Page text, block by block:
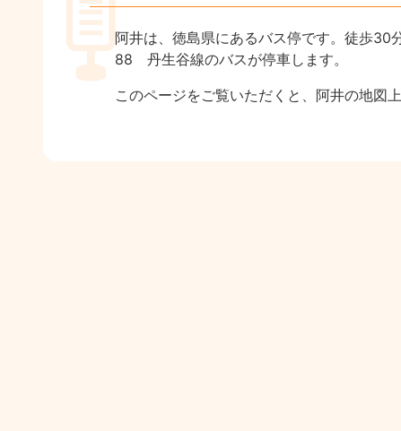
阿井は、徳島県にあるバス停です。徒歩30
88 丹生谷線のバスが停車します。
このページをご覧いただくと、阿井の地図